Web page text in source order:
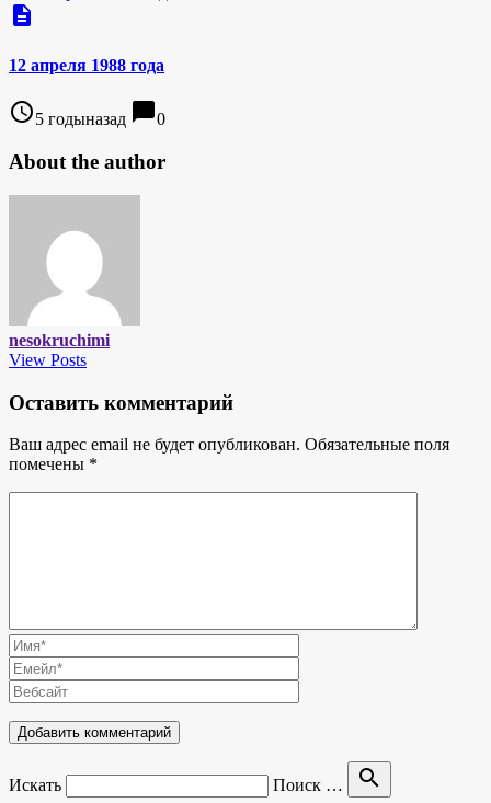
description
12 апреля 1988 года
access_time5 годыназад chat_bubble0
About the author
nesokruchimi
View Posts
Оставить комментарий
Ваш адрес email не будет опубликован. Обязательные поля
помечены *
Искать Поиск … search